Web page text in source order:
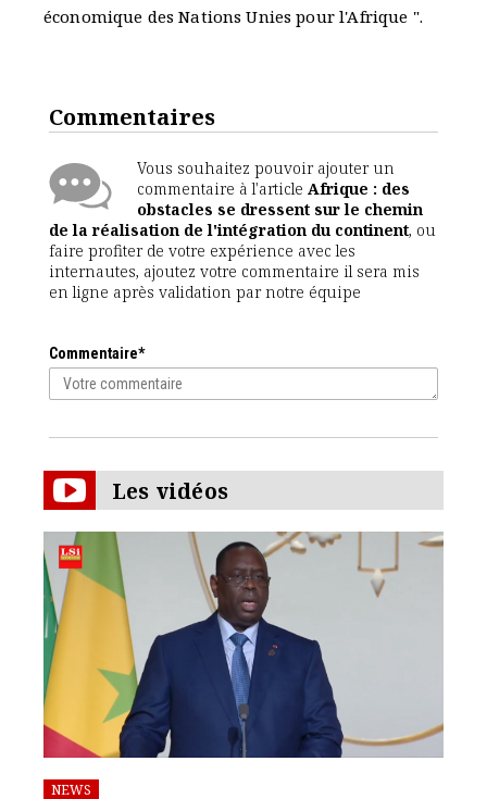
économique des Nations Unies pour l'Afrique ".
Commentaires
Vous souhaitez pouvoir ajouter un
commentaire à l'article Afrique : des
obstacles se dressent sur le chemin
de la réalisation de l'intégration du continent, ou
faire profiter de votre expérience avec les
internautes, ajoutez votre commentaire il sera mis
en ligne après validation par notre équipe
Commentaire*
Les vidéos
NEWS